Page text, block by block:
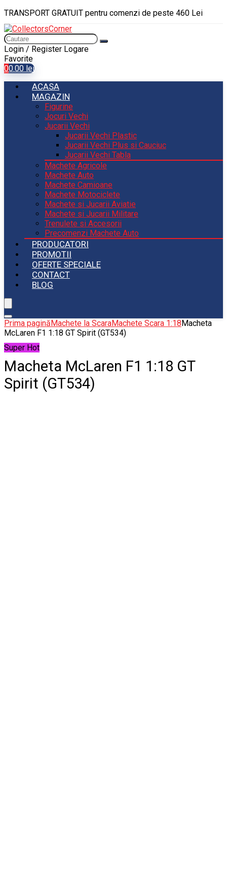
TRANSPORT GRATUIT pentru comenzi de peste 460 Lei
Login / Register Logare
Favorite
00.00 lei
ACASA
MAGAZIN
Figurine
Jocuri Vechi
Jucarii Vechi
Jucarii Vechi Plastic
Jucarii Vechi Plus si Cauciuc
Jucarii Vechi Tabla
Machete Agricole
Machete Auto
Machete Camioane
Machete Motociclete
Machete si Jucarii Aviatie
Machete si Jucarii Militare
Trenulete si Accesorii
Precomenzi Machete Auto
PRODUCATORI
PROMOTII
OFERTE SPECIALE
CONTACT
BLOG
Prima paginăMachete la ScaraMachete Scara 1:18Macheta
McLaren F1 1:18 GT Spirit (GT534)
Super Hot
Macheta McLaren F1 1:18 GT
Spirit (GT534)